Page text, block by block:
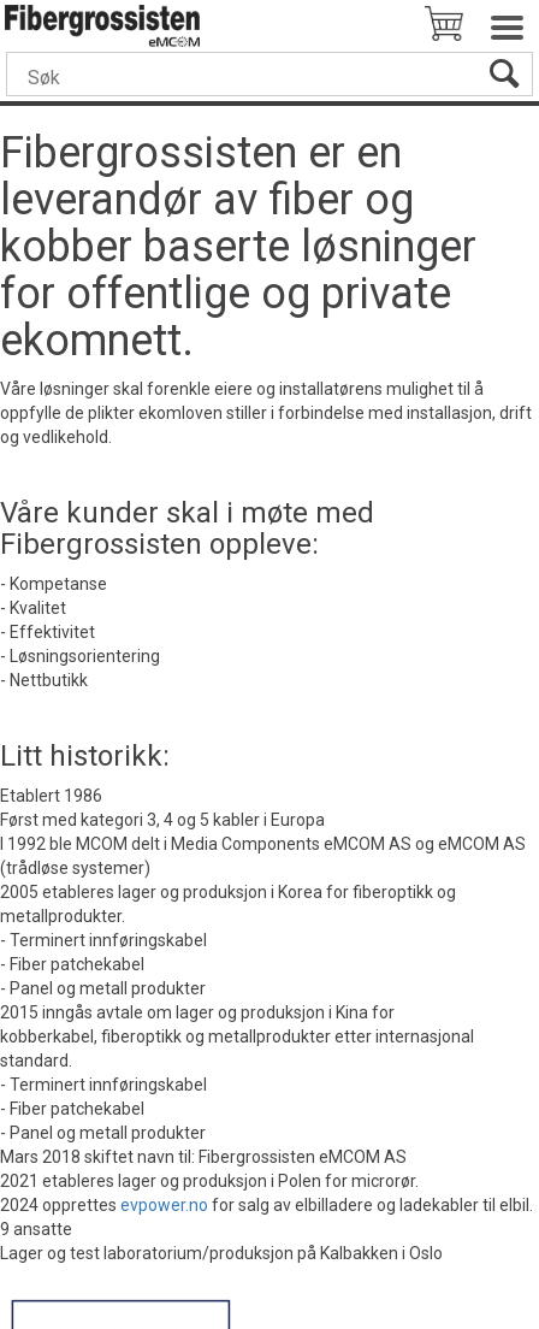
Fibergrossisten er en
leverandør av fiber og
kobber baserte løsninger
for offentlige og private
ekomnett.
Våre løsninger skal forenkle eiere og installatørens mulighet til å
oppfylle de plikter ekomloven stiller i forbindelse med installasjon, drift
og vedlikehold.
Våre kunder skal i møte med
Fibergrossisten oppleve:
- Kompetanse
- Kvalitet
- Effektivitet
- Løsningsorientering
- Nettbutikk
Litt historikk:
Etablert 1986
Først med kategori 3, 4 og 5 kabler i Europa
I 1992 ble MCOM delt i Media Components eMCOM AS og eMCOM AS
(trådløse systemer)
2005 etableres lager og produksjon i Korea for fiberoptikk og
metallprodukter.
- Terminert innføringskabel
- Fiber patchekabel
- Panel og metall produkter
2015 inngås avtale om lager og produksjon i Kina for
kobberkabel, fiberoptikk og metallprodukter etter internasjonal
standard.
- Terminert innføringskabel
- Fiber patchekabel
- Panel og metall produkter
Mars 2018 skiftet navn til: Fibergrossisten eMCOM AS
2021 etableres lager og produksjon i Polen for microrør.
2024 opprettes evpower.no for salg av elbilladere og ladekabler til elbil.
9 ansatte
Lager og test laboratorium/produksjon på Kalbakken i Oslo